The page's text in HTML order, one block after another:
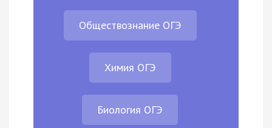
Обществознание ОГЭ
Химия ОГЭ
Биология ОГЭ